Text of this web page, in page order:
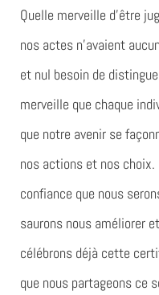
Quelle merveille d’être
nos actes n’avaient
et nul besoin de
merveille que chaque
que notre avenir se
nos actions et nos choix.
confiance que nous
saurons nous améliorer
célébrons déjà cette
que nous partageons ce